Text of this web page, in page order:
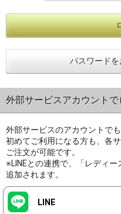
パスワード
外部サービスアカウントで
外部サービスのアカウントで
初めてご利用になる方も、各
ご注文が可能です。
※LINEとの連携で、「レディー
追加されます。
LINE